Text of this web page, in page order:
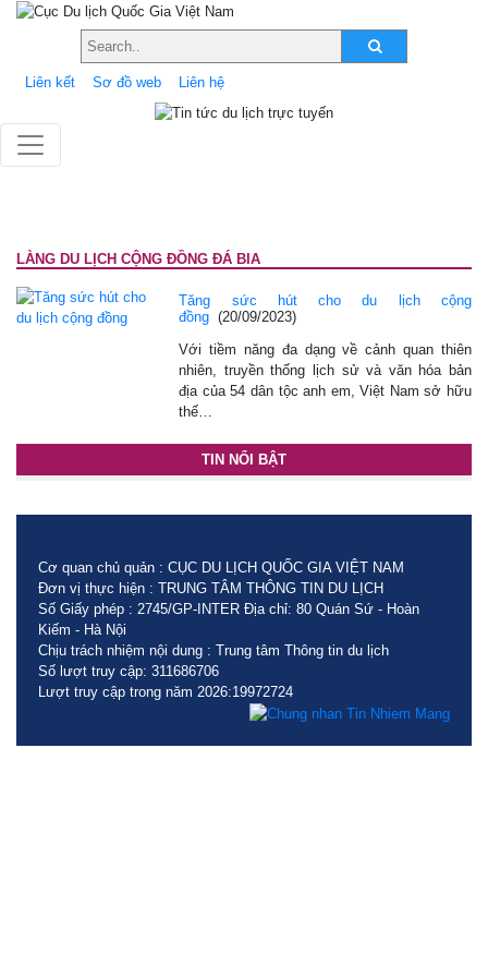
Liên kết Sơ đồ web Liên hệ
LÀNG DU LỊCH CỘNG ĐỒNG ĐÁ BIA
Tăng sức hút cho du lịch cộng
đồng (20/09/2023)
Với tiềm năng đa dạng về cảnh quan thiên
nhiên, truyền thống lịch sử và văn hóa bản
địa của 54 dân tộc anh em, Việt Nam sở hữu
thế…
TIN NỔI BẬT
Cơ quan chủ quản : CỤC DU LỊCH QUỐC GIA VIỆT NAM
Đơn vị thực hiện : TRUNG TÂM THÔNG TIN DU LỊCH
Số Giấy phép : 2745/GP-INTER Địa chỉ: 80 Quán Sứ - Hoàn
Kiếm - Hà Nội
Chịu trách nhiệm nội dung : Trung tâm Thông tin du lịch
Số lượt truy cập: 311686706
Lượt truy cập trong năm 2026:19972724